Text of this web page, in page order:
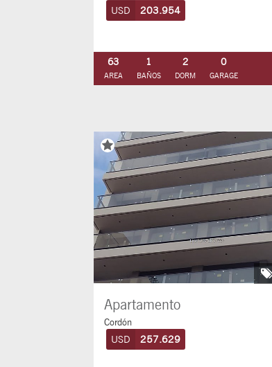
USD 203.954
63
AREA
1
BAÑOS
2
DORM
0
GARAGE
Apartamento
Cordón
USD 257.629